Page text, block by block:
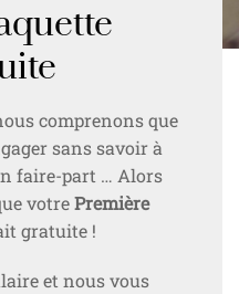
comprenons que
sans savoir à
faire-part … Alors
votrePremière
gratuite !
et nous vous